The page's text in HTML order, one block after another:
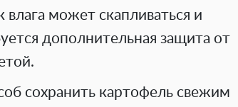
влага может скапливаться и
дополнительная защита от
сохранить картофель свежим